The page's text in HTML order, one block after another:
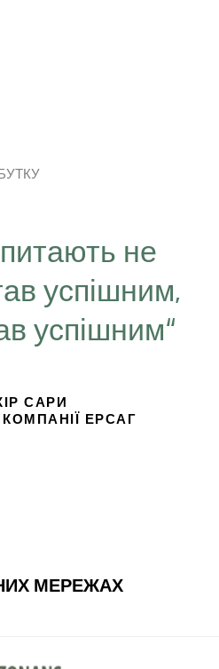
не
успішним,
успішним“
САРИ
ЕРСАГ
МЕРЕЖАХ